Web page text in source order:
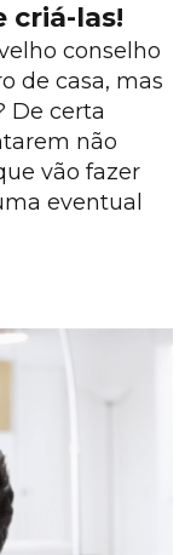
criá-las!
conselho
de casa, mas
De certa
não
vão fazer
eventual